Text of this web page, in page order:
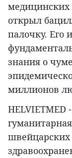
медицинских
открыл
палочку. Его
знания о
миллионов
HELVIETMED
швейцарских